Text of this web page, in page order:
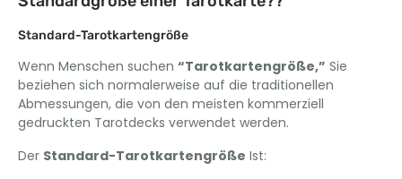
Standard-Tarotkartengröße
Wenn Menschen suchen “Tarotkartengröße,” Sie
beziehen sich normalerweise auf die traditionellen
Abmessungen, die von den meisten kommerziell
gedruckten Tarotdecks verwendet werden.
Der Standard-Tarotkartengröße Ist: